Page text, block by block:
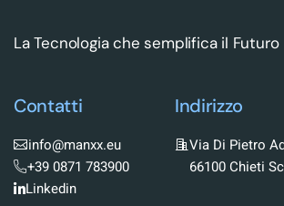
La Tecnologia che semplifica il Futuro
Contatti
info@manxx.eu
+39 0871 783900
Linkedin
Indirizzo
Via Di Pietro
66100 Chieti